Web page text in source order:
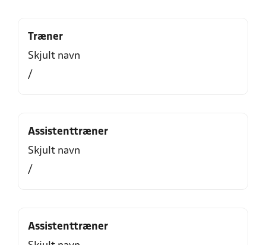
Træner
Skjult navn
/
Assistenttræner
Skjult navn
/
Assistenttræner